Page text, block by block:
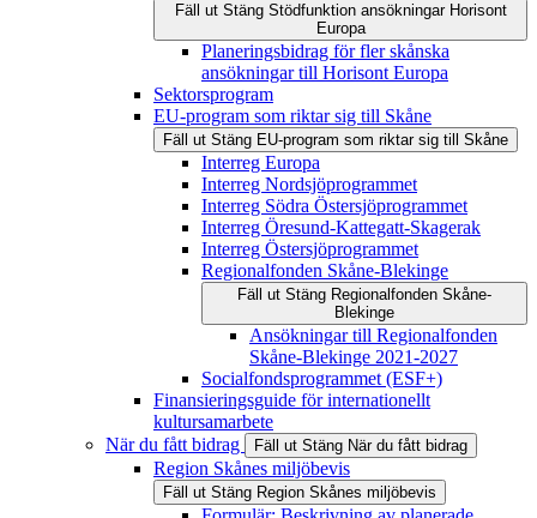
Fäll ut Stäng Stödfunktion ansökningar Horisont
Europa
Planeringsbidrag för fler skånska
ansökningar till Horisont Europa
Sektorsprogram
EU-program som riktar sig till Skåne
Fäll ut Stäng EU-program som riktar sig till Skåne
Interreg Europa
Interreg Nordsjöprogrammet
Interreg Södra Östersjöprogrammet
Interreg Öresund-Kattegatt-Skagerak
Interreg Östersjöprogrammet
Regionalfonden Skåne-Blekinge
Fäll ut Stäng Regionalfonden Skåne-
Blekinge
Ansökningar till Regionalfonden
Skåne-Blekinge 2021-2027
Socialfondsprogrammet (ESF+)
Finansieringsguide för internationellt
kultursamarbete
När du fått bidrag
Fäll ut Stäng När du fått bidrag
Region Skånes miljöbevis
Fäll ut Stäng Region Skånes miljöbevis